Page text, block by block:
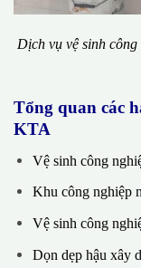
Dịch vụ vệ sinh
Tổng quan các
KTA
Vệ sinh công
Khu công nghiệp
Vệ sinh công
Dọn dẹp hậu xây